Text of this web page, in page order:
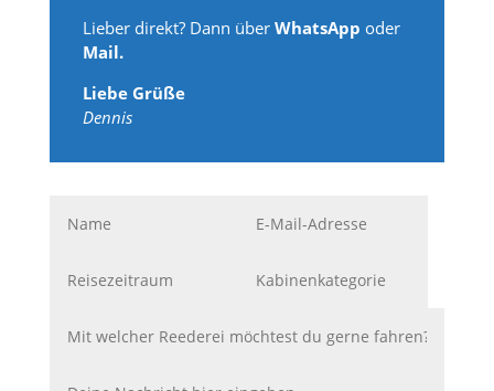
Lieber direkt? Dann überWhatsApp oder
Mail.
Liebe Grüße
Dennis